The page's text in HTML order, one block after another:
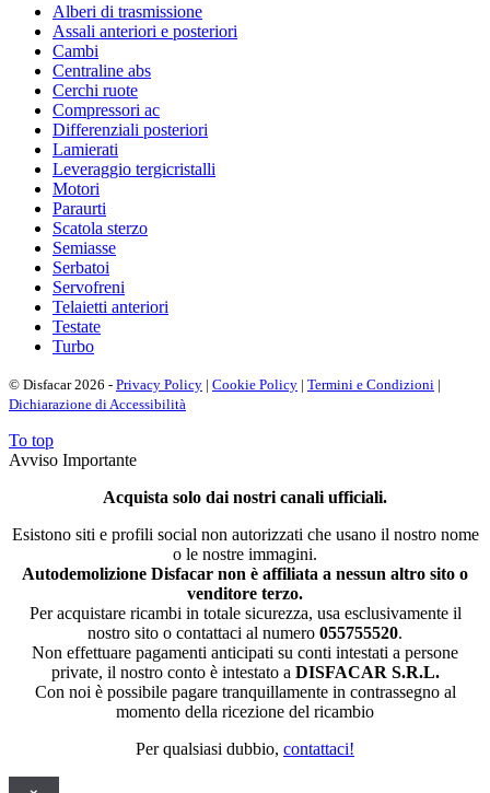
Alberi di trasmissione
Assali anteriori e posteriori
Cambi
Centraline abs
Cerchi ruote
Compressori ac
Differenziali posteriori
Lamierati
Leveraggio tergicristalli
Motori
Paraurti
Scatola sterzo
Semiasse
Serbatoi
Servofreni
Telaietti anteriori
Testate
Turbo
© Disfacar 2026 - Privacy Policy | Cookie Policy | Termini e Condizioni |
Dichiarazione di Accessibilità
To top
Avviso Importante
Acquista solo dai nostri canali ufficiali.
Esistono siti e profili social non autorizzati che usano il nostro nome
o le nostre immagini.
Autodemolizione Disfacar non è affiliata a nessun altro sito o
venditore terzo.
Per acquistare ricambi in totale sicurezza, usa esclusivamente il
nostro sito o contattaci al numero 055755520.
Non effettuare pagamenti anticipati su conti intestati a persone
private, il nostro conto è intestato a DISFACAR S.R.L.
Con noi è possibile pagare tranquillamente in contrassegno al
momento della ricezione del ricambio
Per qualsiasi dubbio, contattaci!